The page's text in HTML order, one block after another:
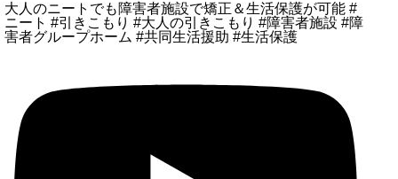
大人のニートでも障害者施設で矯正＆生活保護が可能 #
ニート #引きこもり #大人の引きこもり #障害者施設 #障
害者グループホーム #共同生活援助 #生活保護